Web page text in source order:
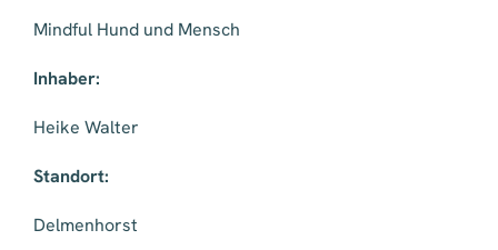
Mindful Hund und Mensch
Inhaber:
Heike Walter
Standort:
Delmenhorst